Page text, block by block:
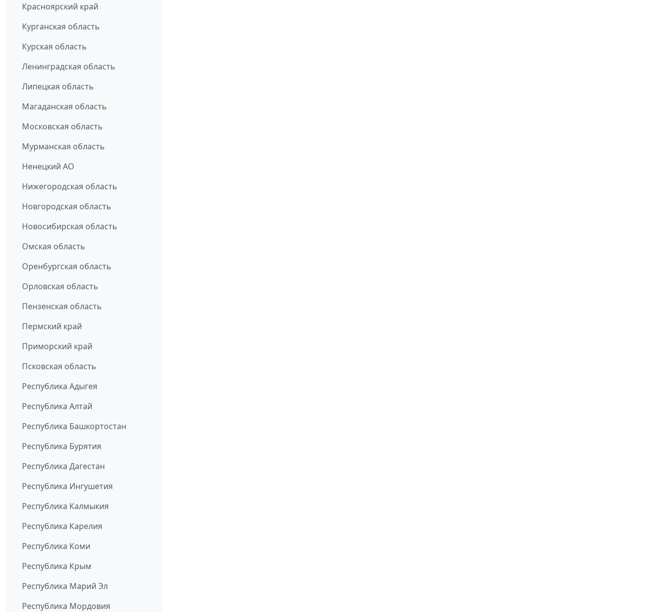
Красноярский край
Курганская область
Курская область
Ленинградская область
Липецкая область
Магаданская область
Московская область
Мурманская область
Ненецкий АО
Нижегородская область
Новгородская область
Новосибирская область
Омская область
Оренбургская область
Орловская область
Пензенская область
Пермский край
Приморский край
Псковская область
Республика Адыгея
Республика Алтай
Республика Башкортостан
Республика Бурятия
Республика Дагестан
Республика Ингушетия
Республика Калмыкия
Республика Карелия
Республика Коми
Республика Крым
Республика Марий Эл
Республика Мордовия